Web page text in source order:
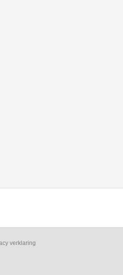
verklaring